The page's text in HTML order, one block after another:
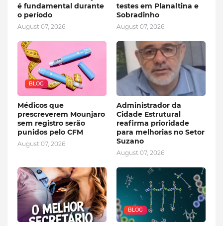
é fundamental durante
o período
August 07, 2026
testes em Planaltina e
Sobradinho
August 07, 2026
BLOG
Médicos que
prescreverem Mounjaro
sem registro serão
punidos pelo CFM
August 07, 2026
Administrador da
Cidade Estrutural
reafirma prioridade
para melhorias no Setor
Suzano
August 07, 2026
BLOG